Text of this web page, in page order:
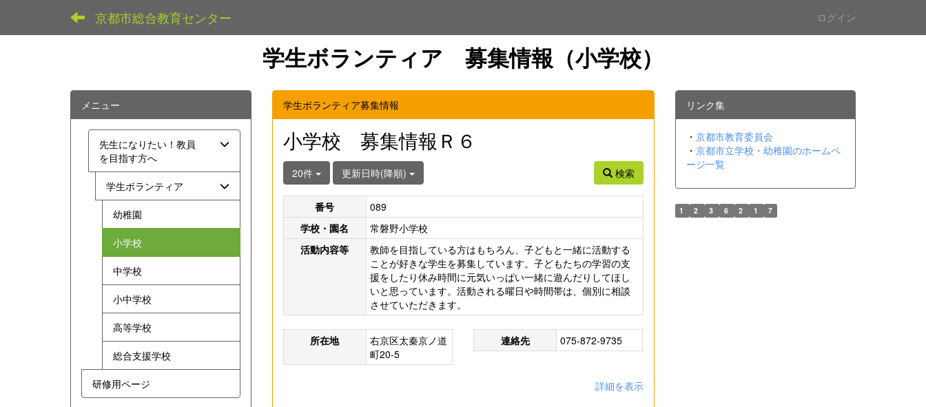
京都市総合教育センター ログイン
学生ボランティア 募集情報（小学校）
学生ボランティア募集情報
小学校 募集情報Ｒ６
20件 更新日時(降順) 検索
番号
089
学校・園名
常磐野小学校
活動内容等
教師を目指している方はもちろん、子どもと一緒に活動する
ことが好きな学生を募集しています。子どもたちの学習の支
援をしたり休み時間に元気いっぱい一緒に遊んだりしてほし
いと思っています。活動される曜日や時間帯は、個別に相談
させていただきます。
所在地
右京区太秦京ノ道
町20-5
連絡先 075-872-9735
詳細を表示
メニュー
先生になりたい！教員
を目指す方へ
学生ボランティア
幼稚園
小学校
中学校
小中学校
高等学校
総合支援学校
研修用ページ
リンク集
・ 京都市教育委員会
・ 京都市立学校・幼稚園のホームペ
ージ一覧
1 2 3 6 2 1 7